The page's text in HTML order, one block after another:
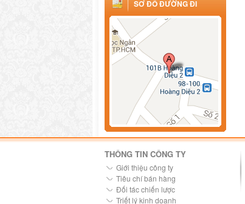
SƠ ĐỒ ĐƯỜNG ĐI
THÔNG TIN CÔNG TY
Giới thiệu công ty
Tiêu chí bán hàng
Đối tác chiến lược
Triết lý kinh doanh